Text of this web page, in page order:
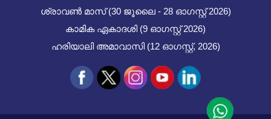
ശ്രാവൺ മാസ് (30 ജൂലൈ - 28 ഓഗസ്റ്റ് 2026)
കാമിക ഏകാദശി (9 ഓഗസ്റ്റ് 2026)
ഹരിയാലി അമാവാസി (12 ഓഗസ്റ്റ്, 2026)